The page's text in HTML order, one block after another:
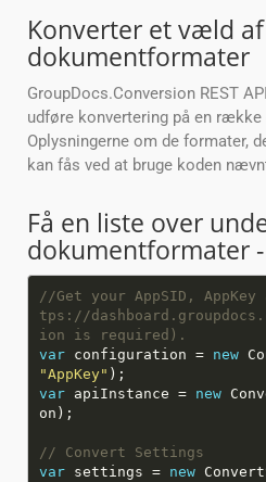
Konverter et væld af
dokumentformater
GroupDocs.Conversion REST
udføre konvertering på en
Oplysningerne om de formater,
kan fås ved at bruge koden
Få en liste over
dokumentformater
//Get your AppSID, AppKey
tps://
ion is required).
varconfiguration = new
"AppKey"
varapiInstance = new
// Convert Settings
varsettings = new